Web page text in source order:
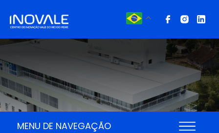
MENU DE NAVEGAÇÃO